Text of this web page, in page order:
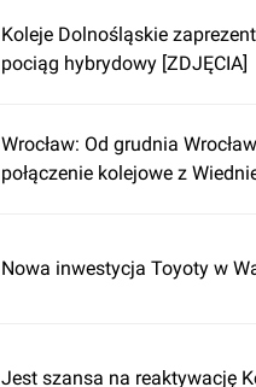
Koleje Dolnośląskie
pociąg hybrydowy [ZDJĘCIA]
Wrocław: Od grudnia
połączenie kolejowe z
Nowa inwestycja Toyoty w
Jest szansa na reaktywację